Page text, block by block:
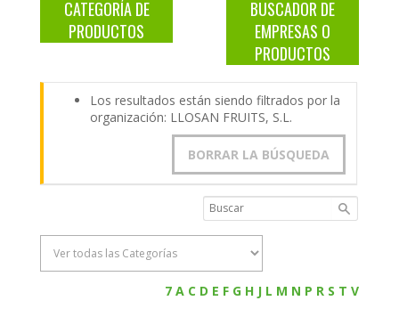
CATEGORÍA DE
PRODUCTOS
BUSCADOR DE
EMPRESAS O
PRODUCTOS
Los resultados están siendo filtrados por la
organización: LLOSAN FRUITS, S.L.
BORRAR LA BÚSQUEDA
7 A C D E F G H J L M N P R S T V